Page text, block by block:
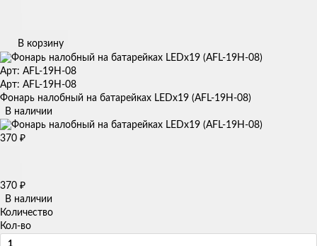
В корзину
Арт: AFL-19H-08
Арт: AFL-19H-08
Фонарь налобный на батарейках LEDx19 (AFL-19H-08)
В наличии
370 ₽
370 ₽
В наличии
Количество
Кол-во